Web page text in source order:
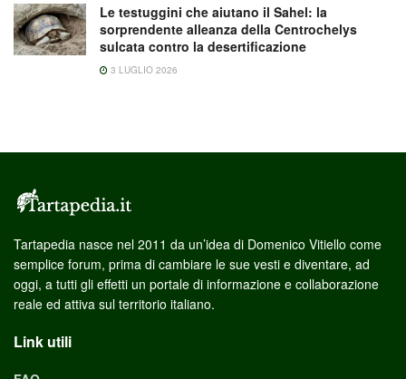
Le testuggini che aiutano il Sahel: la
sorprendente alleanza della Centrochelys
sulcata contro la desertificazione
3 LUGLIO 2026
Tartapedia nasce nel 2011 da un’idea di Domenico Vitiello come
semplice forum, prima di cambiare le sue vesti e diventare, ad
oggi, a tutti gli effetti un portale di informazione e collaborazione
reale ed attiva sul territorio italiano.
Link utili